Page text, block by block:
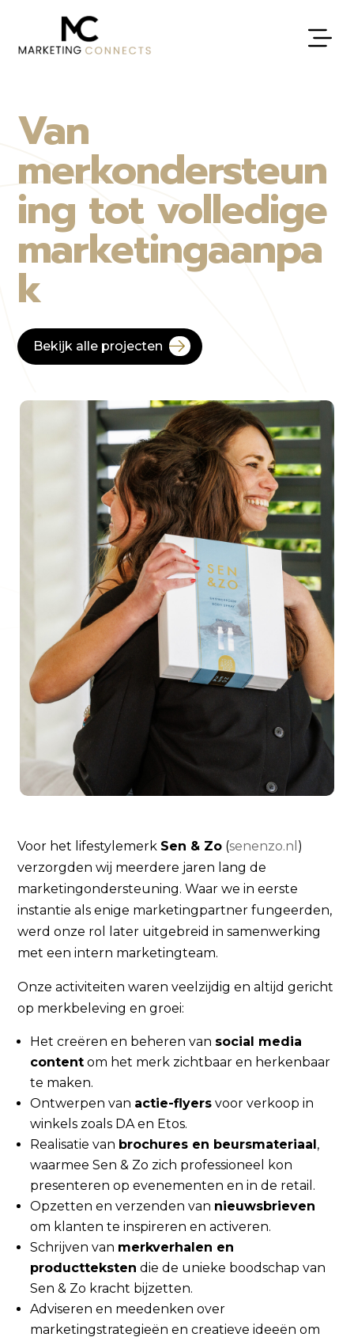
Van
merkondersteun
ing tot volledige
marketingaanpa
k
Bekijk alle projecten
Voor het lifestylemerk Sen & Zo (senenzo.nl )
verzorgden wij meerdere jaren lang de
marketingondersteuning. Waar we in eerste
instantie als enige marketingpartner fungeerden,
werd onze rol later uitgebreid in samenwerking
met een intern marketingteam.
Onze activiteiten waren veelzijdig en altijd gericht
op merkbeleving en groei:
Het creëren en beheren van social media
content om het merk zichtbaar en herkenbaar
te maken.
Ontwerpen van actie-flyers voor verkoop in
winkels zoals DA en Etos.
Realisatie van brochures en beursmateriaal,
waarmee Sen & Zo zich professioneel kon
presenteren op evenementen en in de retail.
Opzetten en verzenden van nieuwsbrieven
om klanten te inspireren en activeren.
Schrijven van merkverhalen en
productteksten die de unieke boodschap van
Sen & Zo kracht bijzetten.
Adviseren en meedenken over
marketingstrategieën en creatieve ideeën om